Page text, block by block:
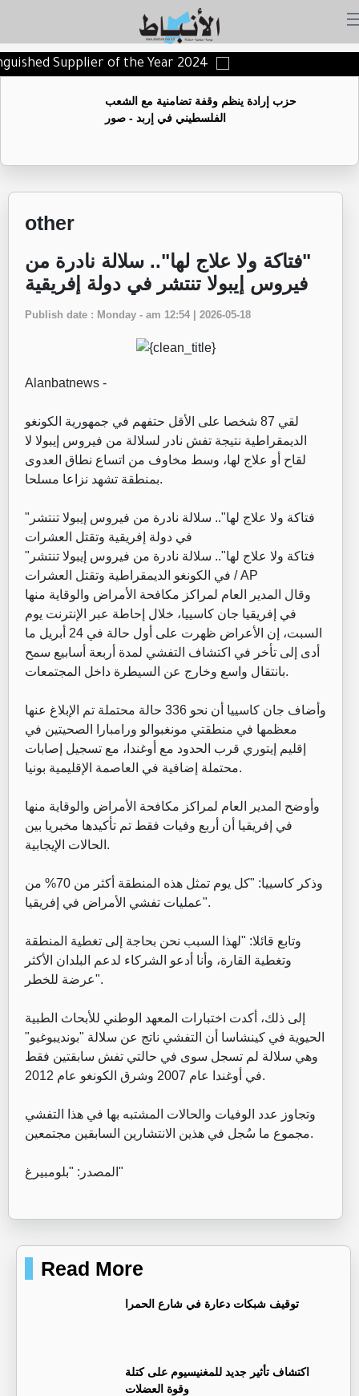
Supplier of the Year 2024
حزب إرادة ينظم وقفة تضامنية مع الشعب
الفلسطيني في إربد - صور
other
"فتاكة ولا علاج لها".. سلالة نادرة من
فيروس إيبولا تنتشر في دولة إفريقية
Publish date : Monday - am 12:54 | 2026-05-18
Alanbatnews -
لقي 87 شخصا على الأقل حتفهم في جمهورية الكونغو
الديمقراطية نتيجة تفش نادر لسلالة من فيروس إيبولا لا
لقاح أو علاج لها، وسط مخاوف من اتساع نطاق العدوى
بمنطقة تشهد نزاعا مسلحا.
"فتاكة ولا علاج لها".. سلالة نادرة من فيروس إيبولا تنتشر
في دولة إفريقية وتقتل العشرات
"فتاكة ولا علاج لها".. سلالة نادرة من فيروس إيبولا تنتشر
في الكونغو الديمقراطية وتقتل العشرات / AP
وقال المدير العام لمراكز مكافحة الأمراض والوقاية منها
في إفريقيا جان كاسييا، خلال إحاطة عبر الإنترنت يوم
السبت، إن الأعراض ظهرت على أول حالة في 24 أبريل ما
أدى إلى تأخر في اكتشاف التفشي لمدة أربعة أسابيع سمح
بانتقال واسع وخارج عن السيطرة داخل المجتمعات.
وأضاف جان كاسييا أن نحو 336 حالة محتملة تم الإبلاغ عنها
معظمها في منطقتي مونغبوالو ورامبارا الصحيتين في
إقليم إيتوري قرب الحدود مع أوغندا، مع تسجيل إصابات
محتملة إضافية في العاصمة الإقليمية بونيا.
وأوضح المدير العام لمراكز مكافحة الأمراض والوقاية منها
في إفريقيا أن أربع وفيات فقط تم تأكيدها مخبريا بين
الحالات الإيجابية.
وذكر كاسييا: "كل يوم تمثل هذه المنطقة أكثر من 70% من
عمليات تفشي الأمراض في إفريقيا".
وتابع قائلا: "لهذا السبب نحن بحاجة إلى تغطية المنطقة
وتغطية القارة، وأنا أدعو الشركاء لدعم البلدان الأكثر
عرضة للخطر".
إلى ذلك، أكدت اختبارات المعهد الوطني للأبحاث الطبية
الحيوية في كينشاسا أن التفشي ناتج عن سلالة "بونديبوغيو"
وهي سلالة لم تسجل سوى في حالتي تفش سابقتين فقط
في أوغندا عام 2007 وشرق الكونغو عام 2012.
وتجاوز عدد الوفيات والحالات المشتبه بها في هذا التفشي
مجموع ما سُجل في هذين الانتشارين السابقين مجتمعين.
المصدر: "بلومبيرغ"
Read More
توقيف شبكات دعارة في شارع الحمرا
اكتشاف تأثير جديد للمغنيسيوم على كتلة
وقوة العضلات